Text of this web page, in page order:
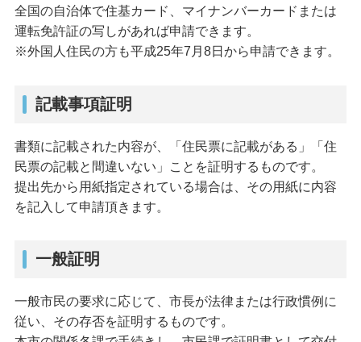
全国の自治体で住基カード、マイナンバーカードまたは
運転免許証の写しがあれば申請できます。
※外国人住民の方も平成25年7月8日から申請できます。
記載事項証明
書類に記載された内容が、「住民票に記載がある」「住
民票の記載と間違いない」ことを証明するものです。
提出先から用紙指定されている場合は、その用紙に内容
を記入して申請頂きます。
一般証明
一般市民の要求に応じて、市長が法律または行政慣例に
従い、その存否を証明するものです。